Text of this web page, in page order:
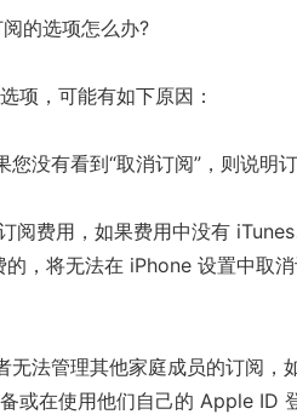
的选项怎么办?
项，可能有如下原因：
您没有看到“取消订阅”，则说明
阅费用，如果费用中没有
，将无法在 iPhone 设置中取
无法管理其他家庭成员的订阅，
或在使用他们自己的 Apple ID